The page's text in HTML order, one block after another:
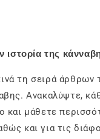
ιστορία της
τη σειρά άρθρων
Ανακαλύψτε,
και μάθετε
και για τις